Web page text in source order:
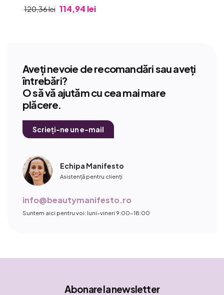
120,36 lei 114,94 lei
Aveți nevoie de recomandări sau aveți
întrebări?
O să vă ajutăm cu cea mai mare
plăcere.
Scrieți-ne un e-mail
Echipa Manifesto
Asistență pentru clienți
info@beautymanifesto.ro
Suntem aici pentru voi: luni-vineri 9:00-18:00
Abonare la newsletter